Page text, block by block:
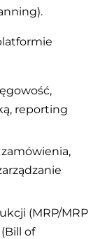
reporting
(MRP/MRP
of